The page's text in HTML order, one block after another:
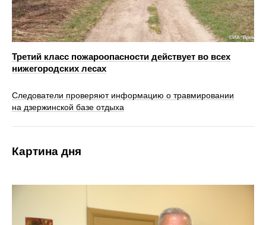
Третий класс пожароопасности действует во всех
нижегородских лесах
Следователи проверяют информацию о травмировании
на дзержинской базе отдыха
Картина дня